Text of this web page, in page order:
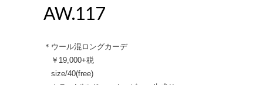
AW.117
＊ウール混ロングカーデ
￥19,000+税
size/40(free)